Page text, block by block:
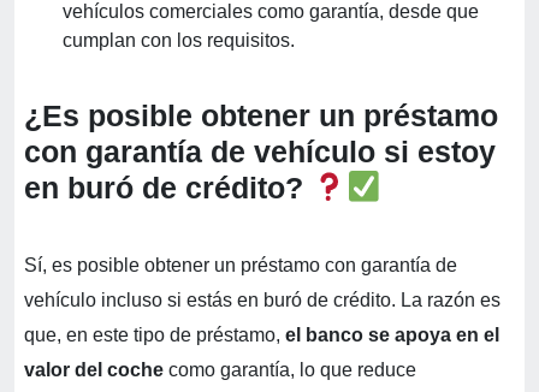
vehículos comerciales como garantía, desde que
cumplan con los requisitos.
¿Es posible obtener un préstamo
con garantía de vehículo si estoy
en buró de crédito?
Sí, es posible obtener un préstamo con garantía de
vehículo incluso si estás en buró de crédito. La razón es
que, en este tipo de préstamo, el banco se apoya en el
valor del coche como garantía, lo que reduce